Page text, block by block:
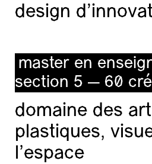
design
master en
section 5 — 60
domaine des
plastiques,
l’espace